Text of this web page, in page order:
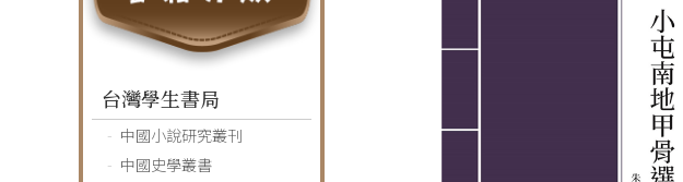
台灣學生書局
中國小說研究叢刊
中國史學叢書